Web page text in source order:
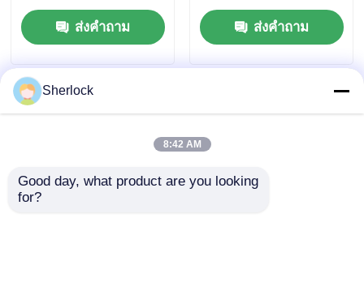
ส่งคำถาม
การระเบิด
ส่งคำถาม
Sherlock
8:42 AM
Good day, what product are you looking
for?